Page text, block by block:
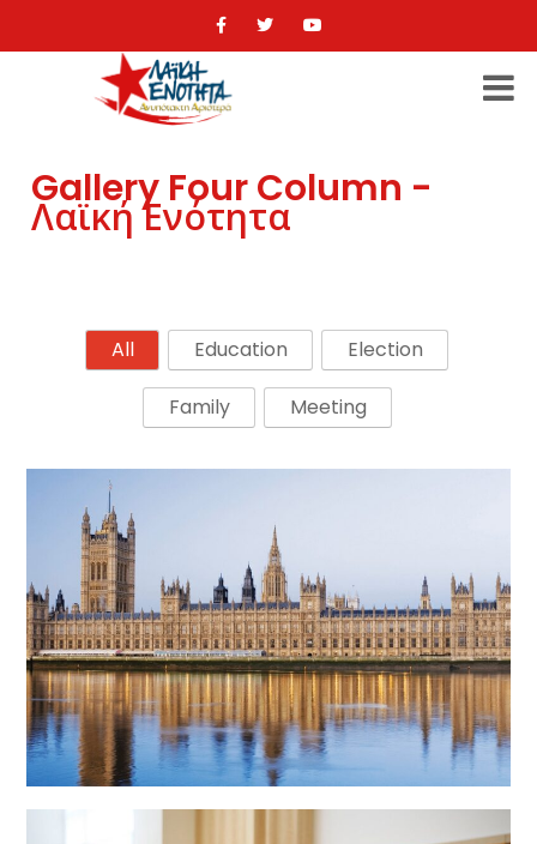
Gallery Four Column -
Λαϊκή Ενότητα
All Education Election
Family Meeting